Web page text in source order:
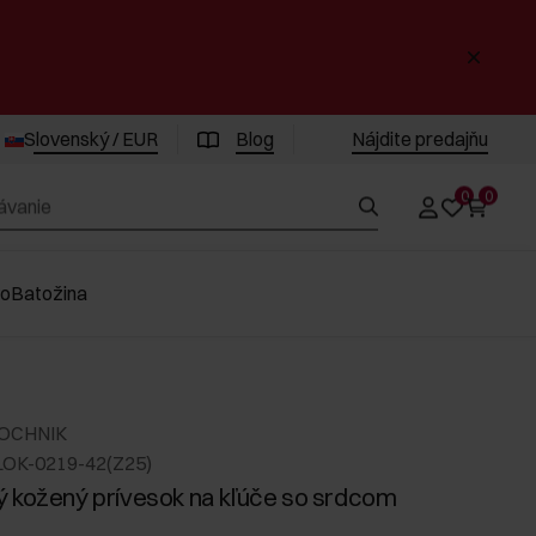
Slovenský / EUR Blog Nájdite predajňu
0 0
Batožina
0219-42(Z25)
kožený prívesok na kľúče so srdcom